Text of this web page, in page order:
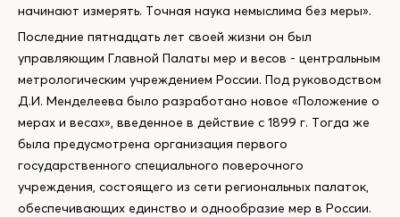
начинают измерять. Точная наука немыслима без меры».
Последние пятнадцать лет своей жизни он был
управляющим Главной Палаты мер и весов - центральным
метрологическим учреждением России. Под руководством
Д.И. Менделеева было разработано новое «Положение о
мерах и весах», введенное в действие с 1899 г. Тогда же
была предусмотрена организация первого
государственного специального поверочного
учреждения, состоящего из сети региональных палаток,
обеспечивающих единство и однообразие мер в России.